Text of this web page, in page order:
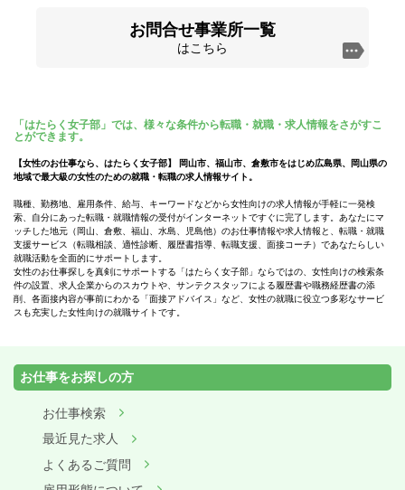
お問合せ事業所一覧
はこちら
「はたらく女子部」では、様々な条件から転職・就職・求人情報をさがすこ
とができます。
【女性のお仕事なら、はたらく女子部】 岡山市、福山市、倉敷市をはじめ広島県、岡山県の
地域で最大級の女性のための就職・転職の求人情報サイト。
職種、勤務地、雇用条件、給与、キーワードなどから女性向けの求人情報が手軽に一発検
索、自分にあった転職・就職情報の受付がインターネットですぐに完了します。あなたにマ
ッチした地元（岡山、倉敷、福山、水島、児島他）のお仕事情報や求人情報と、転職・就職
支援サービス（転職相談、適性診断、履歴書指導、転職支援、面接コーチ）であなたらしい
就職活動を全面的にサポートします。
女性のお仕事探しを真剣にサポートする「はたらく女子部」ならではの、女性向けの検索条
件の設置、求人企業からのスカウトや、サンテクスタッフによる履歴書や職務経歴書の添
削、各面接内容が事前にわかる「面接アドバイス」など、女性の就職に役立つ多彩なサービ
スも充実した女性向けの就職サイトです。
お仕事をお探しの方
お仕事検索
最近見た求人
よくあるご質問